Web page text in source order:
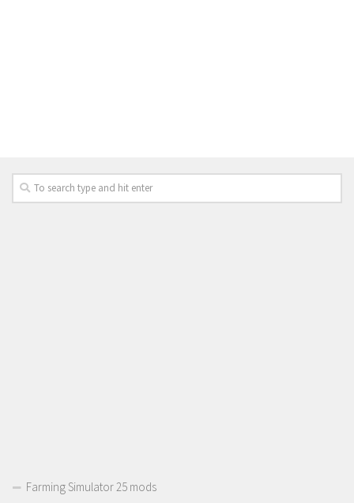
Farming Simulator 25 mods